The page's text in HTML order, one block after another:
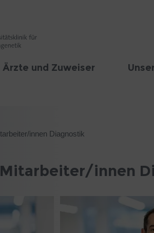
Ärzte und Zuweiser
innen Diagnostik
innen